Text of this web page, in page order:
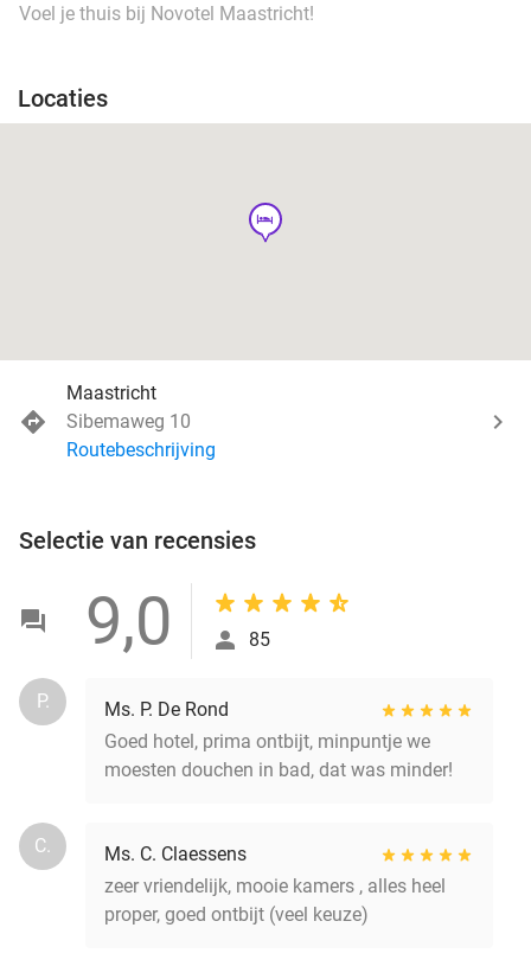
Voel je thuis bij Novotel Maastricht!
Locaties
hotel
Maastricht
Sibemaweg 10
Routebeschrijving
Selectie van recensies
9,0 85
P.
Ms. P. De Rond
Goed hotel, prima ontbijt, minpuntje we
moesten douchen in bad, dat was minder!
C.
Ms. C. Claessens
zeer vriendelijk, mooie kamers , alles heel
proper, goed ontbijt (veel keuze)